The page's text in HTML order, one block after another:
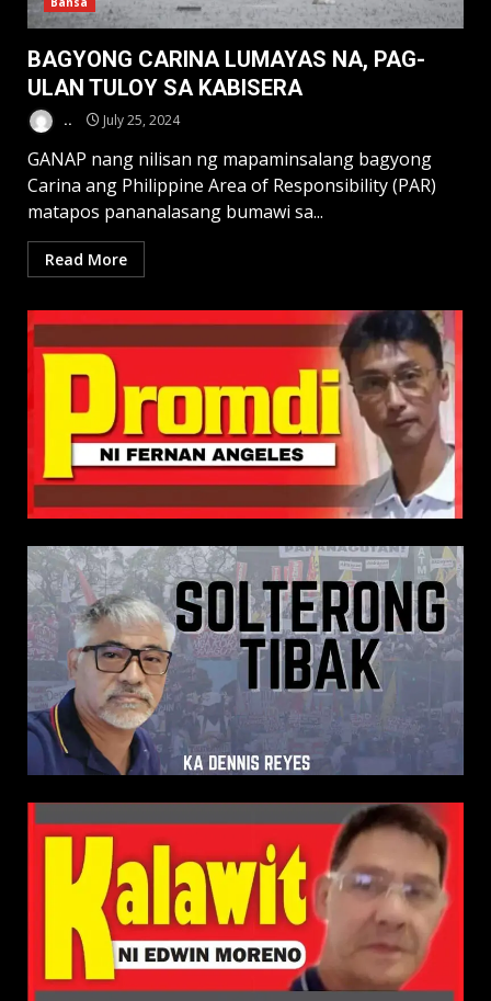
BAGYONG CARINA LUMAYAS NA, PAG-
ULAN TULOY SA KABISERA
.. July 25, 2024
GANAP nang nilisan ng mapaminsalang bagyong
Carina ang Philippine Area of Responsibility (PAR)
matapos pananalasang bumawi sa...
Read More